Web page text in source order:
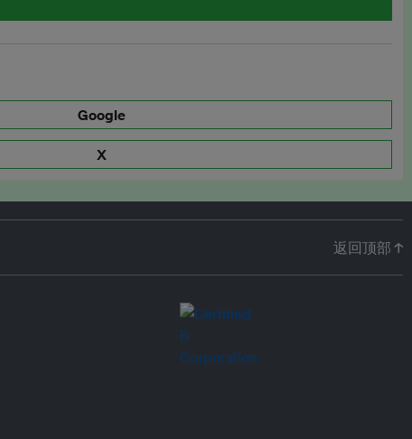
Google
X
返回顶部 ↑